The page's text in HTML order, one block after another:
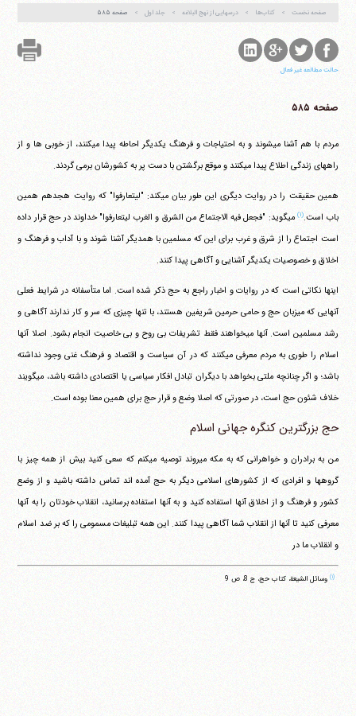
صفحه نخست کتاب‌ها درسهایی از نهج البلاغه جلد اول صفحه ۵۸۵
حالت مطالعه غیر فعال
صفحه ۵۸۵
مردم با هم آشنا می‎شوند و به احتیاجات و فرهنگ یکدیگر احاطه پیدا می‎کنند، از خوبی ها و از
راههای زندگی اطلاع پیدا می‎کنند و موقع برگشتن با دست پر به کشورشان برمی گردند.
همین حقیقت را در روایت دیگری این طور بیان می‎کند: "لیتعارفوا" که روایت هجدهم همین
باب است.(۱)
می‎گوید: "فجعل فیه الاجتماع من الشرق و الغرب لیتعارفوا" خداوند در حج قرار داده
است اجتماع را از شرق و غرب برای این که مسلمین با همدیگر آشنا شوند و با آداب و فرهنگ و
اخلاق و خصوصیات یکدیگر آشنایی و آگاهی پیدا کنند.
اینها نکاتی است که در روایات و اخبار راجع به حج ذکر شده است. اما متأسفانه در شرایط فعلی
آنهایی که میزبان حج و حامی حرمین شریفین هستند، با تنها چیزی که سر و کار ندارند آگاهی و
رشد مسلمین است. آنها می‎خواهند فقط تشریفات بی روح و بی خاصیت انجام بشود. اصلا آنها
اسلام را طوری به مردم معرفی می‎کنند که در آن سیاست و اقتصاد و فرهنگ غنی وجود نداشته
باشد؛ و اگر چنانچه ملتی بخواهد با دیگران تبادل افکار سیاسی یا اقتصادی داشته باشد، می‎گویند
خلاف شئون حج است، در صورتی که اصلا وضع و قرار حج برای همین معنا بوده است.
حج بزرگترین کنگره جهانی اسلام
من به برادران و خواهرانی که به مکه می‎روند توصیه می‎کنم که سعی کنید بیش از همه چیز با
گروهها و افرادی که از کشورهای اسلامی دیگر به حج آمده اند تماس داشته باشید و از وضع
کشور و فرهنگ و از اخلاق آنها استفاده کنید و به آنها استفاده برسانید، انقلاب خودتان را به آنها
معرفی کنید تا آنها از انقلاب شما آگاهی پیدا کنند. این همه تبلیغات مسمومی را که بر ضد اسلام
و انقلاب ما در
(۱) وسائل الشیعة، کتاب حج، ج 8، ص 9